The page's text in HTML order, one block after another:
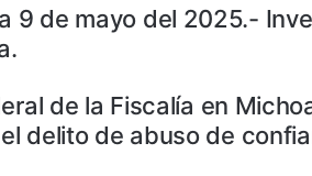
9 de mayo del 2025.-
de la Fiscalía en
delito de abuso de